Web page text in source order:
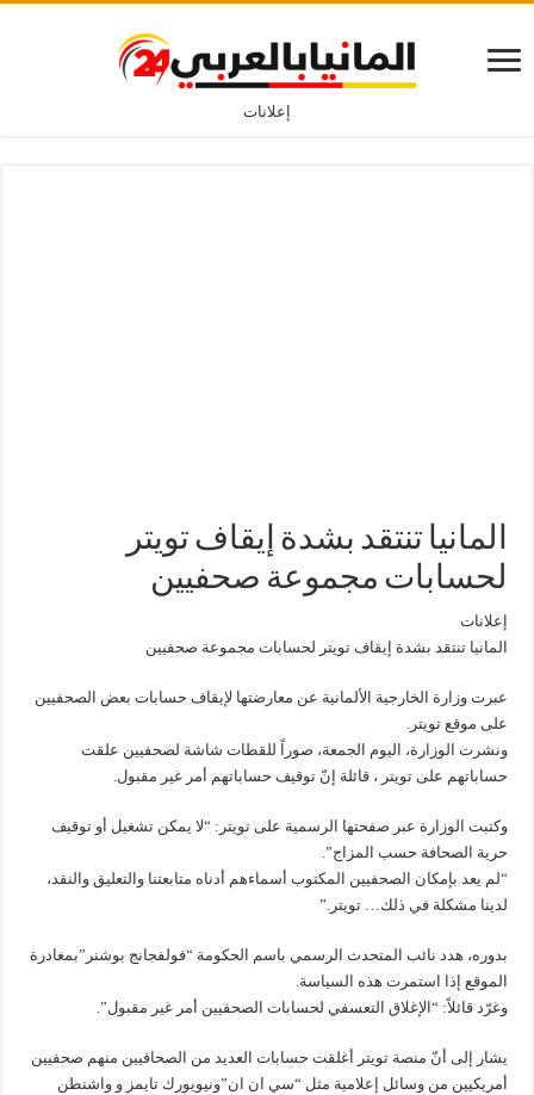
إعلانات
المانيا تنتقد بشدة إيقاف تويتر
لحسابات مجموعة صحفيين
إعلانات
المانيا تنتقد بشدة إيقاف تويتر لحسابات مجموعة صحفيين
عبرت وزارة الخارجية الألمانية عن معارضتها لإيقاف حسابات بعض الصحفيين
على موقع تويتر.
ونشرت الوزارة، اليوم الجمعة، صوراً للقطات شاشة لصحفيين علقت
حساباتهم على تويتر ، قائلة إنّ توقيف حساباتهم أمر غير مقبول.
وكتبت الوزارة عبر صفحتها الرسمية على تويتر: “لا يمكن تشغيل أو توقيف
حرية الصحافة حسب المزاج”.
“لم يعد بإمكان الصحفيين المكتوب أسماءهم أدناه متابعتنا والتعليق والنقد،
لدينا مشكلة في ذلك… تويتر.”
بدوره، هدد نائب المتحدث الرسمي باسم الحكومة “فولفجانج بوشنر”بمغادرة
الموقع إذا استمرت هذه السياسة.
وغرّد قائلاً: “الإغلاق التعسفي لحسابات الصحفيين أمر غير مقبول”.
يشار إلى أنّ منصة تويتر أغلقت حسابات العديد من الصحافيين منهم صحفيين
أمريكيين من وسائل إعلامية مثل “سي ان ان”ونيويورك تايمز و واشنطن